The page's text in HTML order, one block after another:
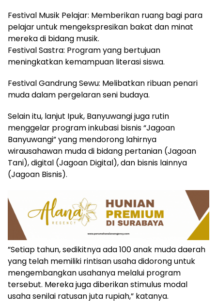
​Festival Musik Pelajar: Memberikan ruang bagi para
pelajar untuk mengekspresikan bakat dan minat
mereka di bidang musik.
​Festival Sastra: Program yang bertujuan
meningkatkan kemampuan literasi siswa.
​Festival Gandrung Sewu: Melibatkan ribuan penari
muda dalam pergelaran seni budaya.
​Selain itu, lanjut Ipuk, Banyuwangi juga rutin
menggelar program inkubasi bisnis “Jagoan
Banyuwangi” yang mendorong lahirnya
wirausahawan muda di bidang pertanian (Jagoan
Tani), digital (Jagoan Digital), dan bisnis lainnya
(Jagoan Bisnis).
​”Setiap tahun, sedikitnya ada 100 anak muda daerah
yang telah memiliki rintisan usaha didorong untuk
mengembangkan usahanya melalui program
tersebut. Mereka juga diberikan stimulus modal
usaha senilai ratusan juta rupiah,” katanya.